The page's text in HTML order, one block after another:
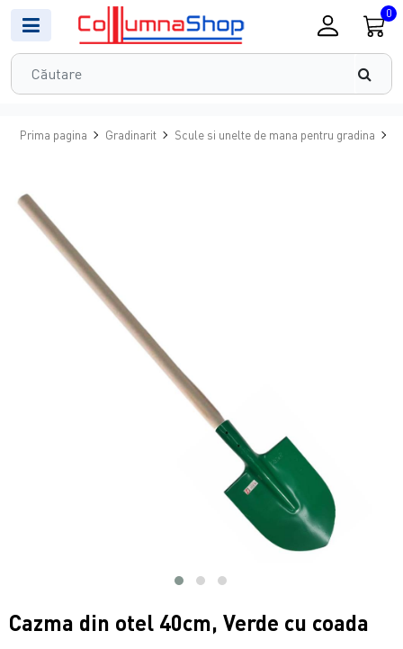
0
Prima pagina Gradinarit Scule si unelte de mana pentru gradina
Cazma din otel 40cm, Verde cu coada